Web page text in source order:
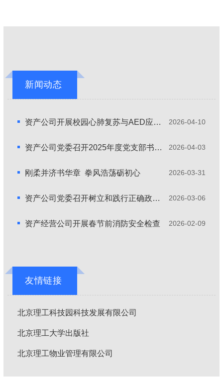
新闻动态
2026-04-10
资产公司开展校园心肺复苏与AED应急救护培训
2026-04-03
资产公司党委召开2025年度党支部书记抓基层党建述职评议会
2026-03-31
刚柔并济书华章 拳风浩荡砺初心
2026-03-06
资产公司党委召开树立和践行正确政绩观学习教育启动部署会
2026-02-09
资产经营公司开展春节前消防安全检查
友情链接
北京理工科技园科技发展有限公司
北京理工大学出版社
北京理工物业管理有限公司